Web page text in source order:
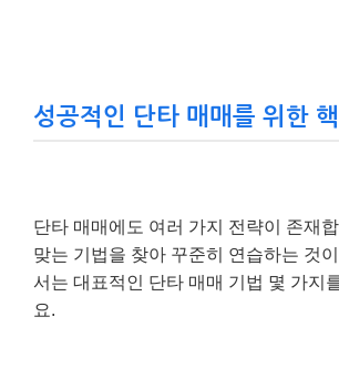
성공적인 단타 매매를 위한
단타 매매에도 여러 가지 전략이 존재
맞는 기법을 찾아 꾸준히 연습하는 것이
서는 대표적인 단타 매매 기법 몇 가지
요.